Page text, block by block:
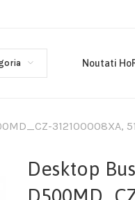
Noutati
312100008XA,
Desktop